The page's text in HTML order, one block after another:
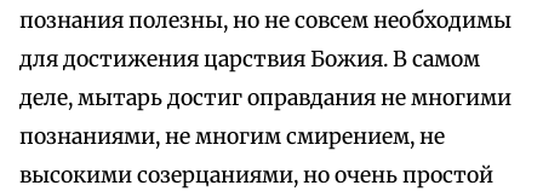
познания полезны, но не совсем необходимы
для достижения царствия Божия. В самом
деле, мытарь достиг оправдания не многими
познаниями, не многим смирением, не
высокими созерцаниями, но очень простой